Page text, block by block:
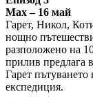
Max – 16 май
Гарет, Никол,
нощно
разположено на
прилив предлага
Гарет
експедиция.